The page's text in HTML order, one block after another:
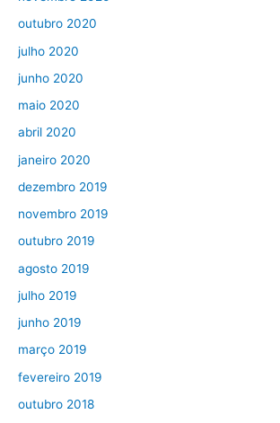
outubro 2020
julho 2020
junho 2020
maio 2020
abril 2020
janeiro 2020
dezembro 2019
novembro 2019
outubro 2019
agosto 2019
julho 2019
junho 2019
março 2019
fevereiro 2019
outubro 2018